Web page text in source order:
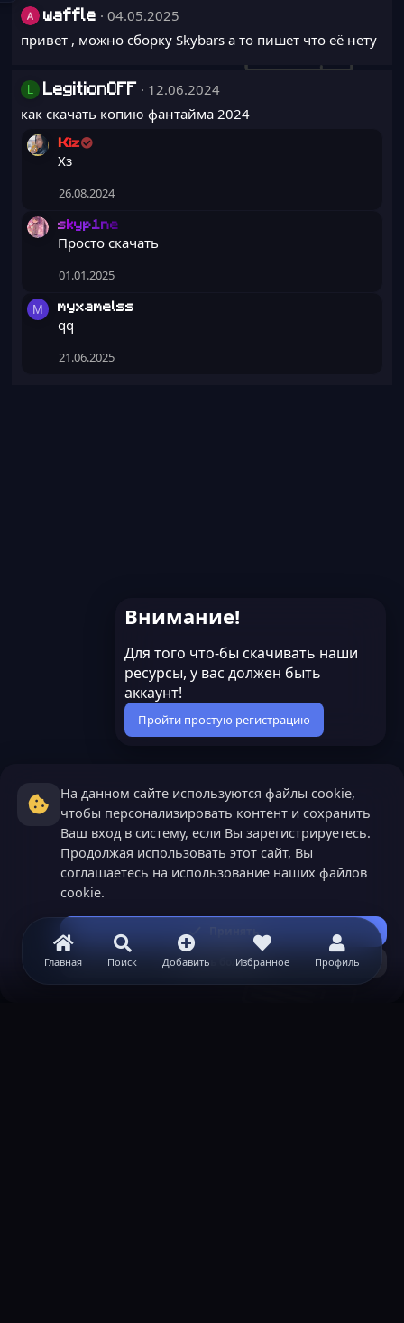
Главная Поиск Добавить Избранное Профиль
waffle
04.05.2025
привет , можно сборку Skybars а то пишет что её нету
LegitionOFF
12.06.2024
как скачать копию фантайма 2024
Kiz
Хз
26.08.2024
skyp1ne
Просто скачать
01.01.2025
M myxamelss
qq
21.06.2025
Внимание!
Для того что-бы скачивать наши
ресурсы, у вас должен быть
аккаунт!
Пройти простую регистрацию
На данном сайте используются файлы cookie,
чтобы персонализировать контент и сохранить
Ваш вход в систему, если Вы зарегистрируетесь.
Продолжая использовать этот сайт, Вы
соглашаетесь на использование наших файлов
cookie.
Принять
Узнать больше...